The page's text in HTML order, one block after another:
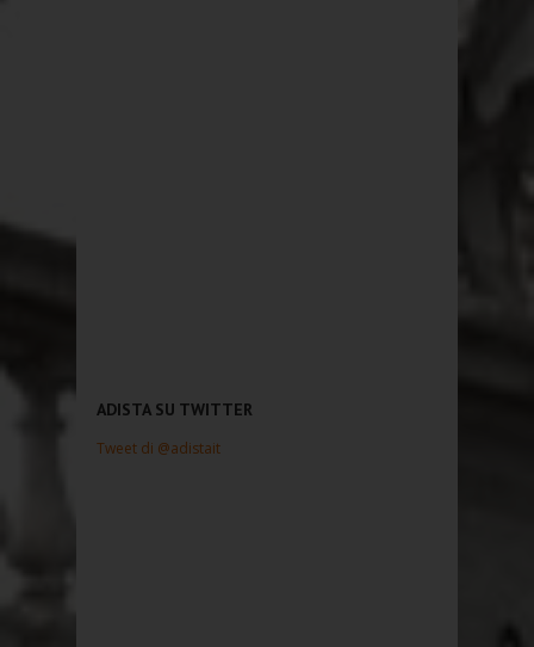
ADISTA SU TWITTER
Tweet di @adistait